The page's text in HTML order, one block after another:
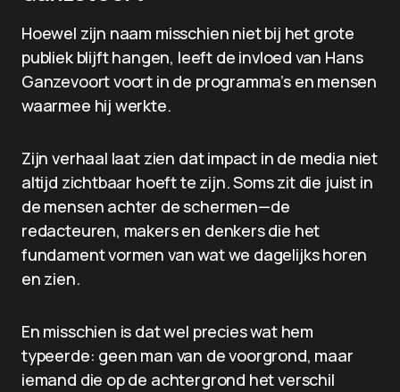
Hoewel zijn naam misschien niet bij het grote
publiek blijft hangen, leeft de invloed van Hans
Ganzevoort voort in de programma’s en mensen
waarmee hij werkte.
Zijn verhaal laat zien dat impact in de media niet
altijd zichtbaar hoeft te zijn. Soms zit die juist in
de mensen achter de schermen—de
redacteuren, makers en denkers die het
fundament vormen van wat we dagelijks horen
en zien.
En misschien is dat wel precies wat hem
typeerde: geen man van de voorgrond, maar
iemand die op de achtergrond het verschil